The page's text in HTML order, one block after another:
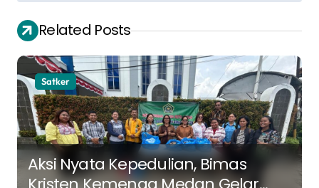
g
a
s
i
p
o
s
Related Posts
Satker
Aksi Nyata Kepedulian, Bimas